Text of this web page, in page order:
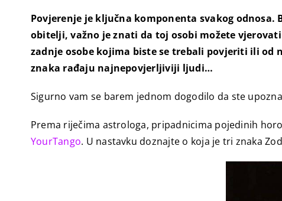
Povjerenje je ključna komponenta svakog odnosa.
obitelji, važno je znati da toj osobi možete
zadnje osobe kojima biste se trebali povjeriti ili od
znaka rađaju najnepovjerljiviji ljudi…
Sigurno vam se barem jednom dogodilo da ste
Prema riječima astrologa, pripadnicima pojedinih
YourTango. U nastavku doznajte o koja je tri znaka